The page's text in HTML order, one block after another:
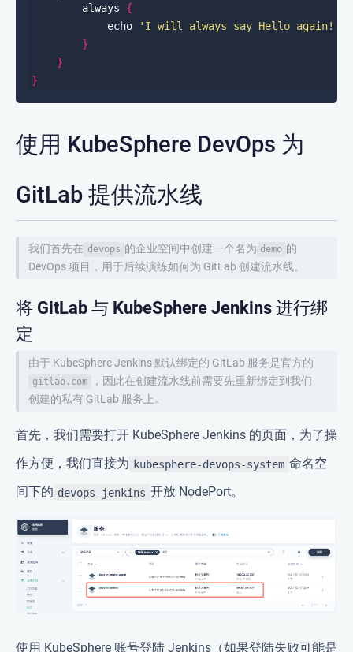
        always
{
            echo
'I will always say Hello again!'
}
}
}
使用 KubeSphere DevOps 为
GitLab 提供流水线
我们首先在 devops 的企业空间中创建一个名为 demo 的
DevOps 项目，用于后续演练如何为 GitLab 创建流水线。
将 GitLab 与 KubeSphere Jenkins 进行绑
定
由于 KubeSphere Jenkins 默认绑定的 GitLab 服务是官方的
gitlab.com
，因此在创建流水线前需要先重新绑定到我们
创建的私有 GitLab 服务上。
首先，我们需要打开 KubeSphere Jenkins 的页面，为了操
作方便，我们直接为 kubesphere-devops-system 命名空
间下的 devops-jenkins 开放 NodePort。
使用 KubeSphere 账号登陆 Jenkins（如果登陆失败可能是